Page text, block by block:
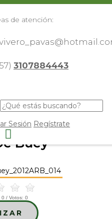
de atención:
3107884443
Sesión Regístrate
>Casco De
Buey
0 / Votos: 0